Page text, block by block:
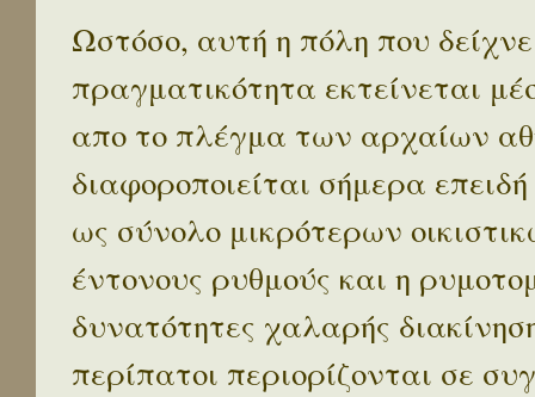
Ωστόσο, αυτή η πόλη που
πραγματικότητα εκτείνεται
απο το πλέγμα των αρχαίων
διαφοροποιείται σήμερα
ως σύνολο μικρότερων
έντονους ρυθμούς και η
δυνατότητες χαλαρής
περίπατοι περιορίζονται σε